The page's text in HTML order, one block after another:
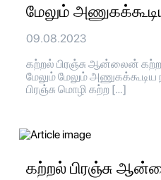
மேலும்
09.08.2023
கற்றல் பிரஞ்சு ஆன்லைன்
மேலும் மேலும்
பிரஞ்சு மொழி கற்ற […]
கற்றல் பிரஞ்சு